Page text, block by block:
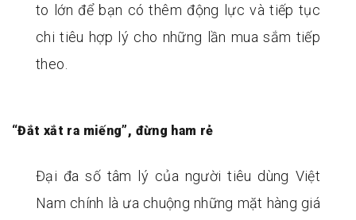
to lớn để bạn có thêm động lực và tiếp tục
chi tiêu hợp lý cho những lần mua sắm tiếp
theo.
“Đắt xắt ra miếng”, đừng ham rẻ
Đại đa số tâm lý của người tiêu dùng Việt
Nam chính là ưa chuộng những mặt hàng giá